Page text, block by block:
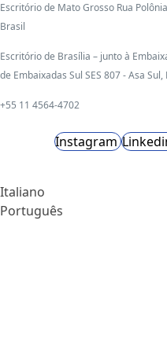
Escritório de Mato Grosso Rua
Brasil
Escritório de Brasília – junto à
de Embaixadas Sul SES 807 - Asa
+55 11 4564-4702
Instagram
Italiano
Português